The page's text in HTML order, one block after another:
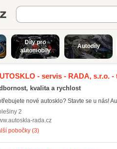
Najisto.cz
Díly pro
automobily
Autodíly
- servis - RADA, s.r.o.
kvalita a rychlost
nové autosklo? Stavte se u nás!
2
rada.cz
pobočky (3)